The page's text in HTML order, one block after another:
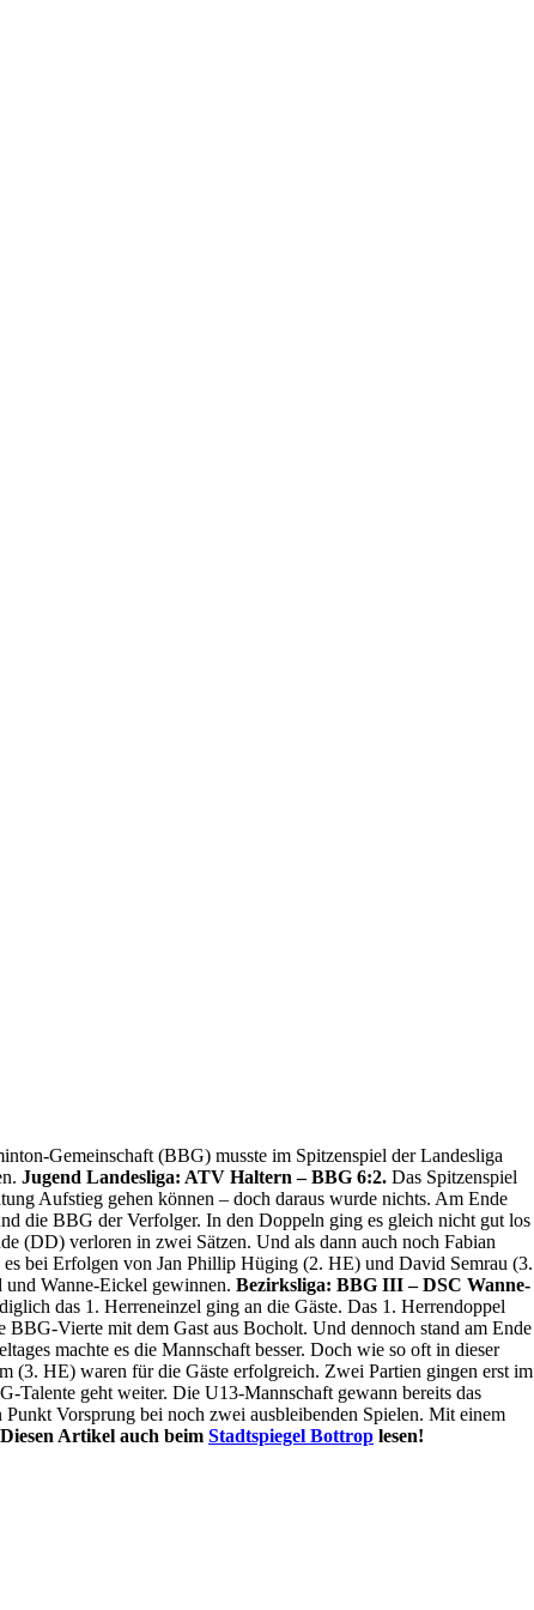
Gemeinschaft (BBG) musste im Spitzenspiel der Landesliga
Jugend Landesliga: ATV Haltern – BBG 6:2. Das Spitzenspiel
Aufstieg gehen können – doch daraus wurde nichts. Am Ende
die BBG der Verfolger. In den Doppeln ging es gleich nicht gut los
(DD) verloren in zwei Sätzen. Und als dann auch noch Fabian
bei Erfolgen von Jan Phillip Hüging (2. HE) und David Semrau (3.
Wanne-Eickel gewinnen. Bezirksliga: BBG III – DSC Wanne-
das 1. Herreneinzel ging an die Gäste. Das 1. Herrendoppel
BBG-Vierte mit dem Gast aus Bocholt. Und dennoch stand am Ende
machte es die Mannschaft besser. Doch wie so oft in dieser
(3. HE) waren für die Gäste erfolgreich. Zwei Partien gingen erst im
Talente geht weiter. Die U13-Mannschaft gewann bereits das
Vorsprung bei noch zwei ausbleibenden Spielen. Mit einem
Diesen Artikel auch beim Stadtspiegel Bottrop lesen!